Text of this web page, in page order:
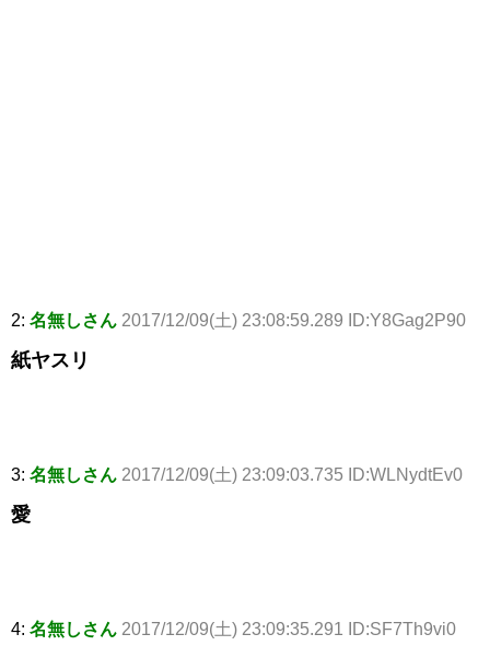
2: 名無しさん 2017/12/09(土) 23:08:59.289 ID:Y8Gag2P90
紙ヤスリ
3: 名無しさん 2017/12/09(土) 23:09:03.735 ID:WLNydtEv0
愛
4: 名無しさん 2017/12/09(土) 23:09:35.291 ID:SF7Th9vi0